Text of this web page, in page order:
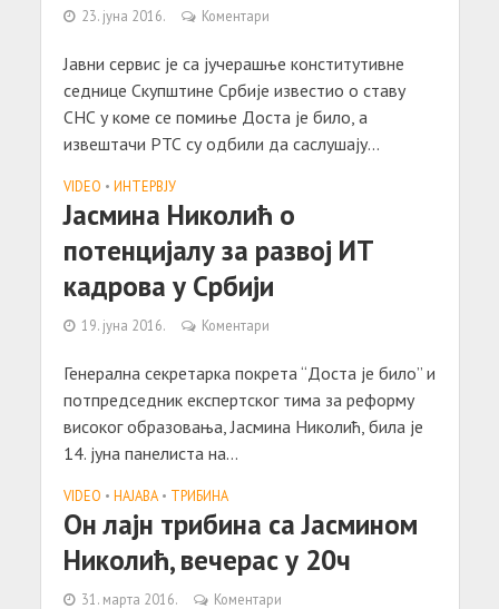
23. јуна 2016. Коментари
Јавни сервис је са јучерашње конститутивне
седнице Скупштине Србије известио о ставу
СНС у коме се помиње Доста је било, а
извештачи РТС су одбили да саслушају...
VIDEO • ИНТЕРВЈУ
Jасмина Николић о
потенцијалу за развој ИТ
кадрова у Србији
19. јуна 2016. Коментари
Генерална секретарка покрета “Доста је било” и
потпредседник експертског тима за реформу
високог образовања, Јасмина Николић, била је
14. јуна панелиста на...
VIDEO • НАЈАВА • ТРИБИНА
Он лајн трибина са Јасмином
Николић, вечерас у 20ч
31. марта 2016. Коментари